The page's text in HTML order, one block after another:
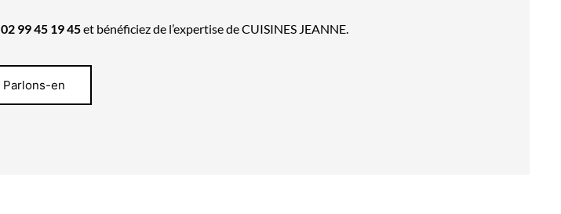
02 99 45 19 45et bénéficiez de l’expertise de CUISINES JEANNE.
Parlons-en